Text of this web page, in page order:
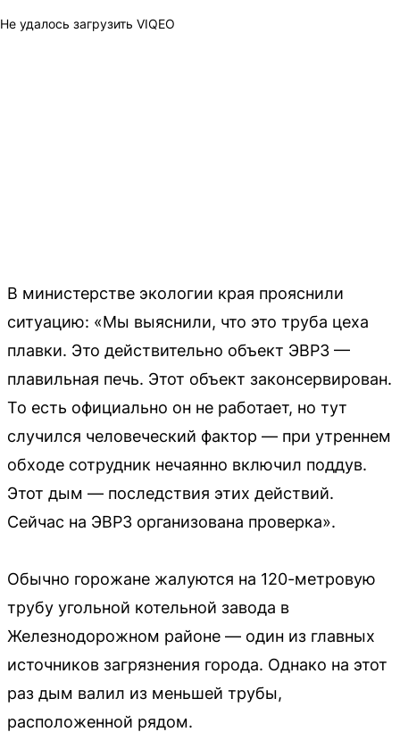
Не удалось загрузить VIQEO
В министерстве экологии края прояснили
ситуацию: «Мы выяснили, что это труба цеха
плавки. Это действительно объект ЭВРЗ —
плавильная печь. Этот объект законсервирован.
То есть официально он не работает, но тут
случился человеческий фактор — при утреннем
обходе сотрудник нечаянно включил поддув.
Этот дым — последствия этих действий.
Сейчас на ЭВРЗ организована проверка».
Обычно горожане жалуются на 120-метровую
трубу угольной котельной завода в
Железнодорожном районе — один из главных
источников загрязнения города. Однако на этот
раз дым валил из меньшей трубы,
расположенной рядом.